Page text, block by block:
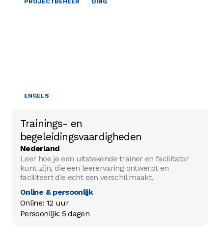
TRAINING EN BEGELEIDING
PROJECTBEHEER
ENGELS
Trainings- en
begeleidingsvaardigheden
Nederland
Leer hoe je een uitstekende trainer en facilitator
kunt zijn, die een leerervaring ontwerpt en
faciliteert die echt een verschil maakt.
Online & persoonlijk
Online: 12 uur
Persoonlijk: 5 dagen